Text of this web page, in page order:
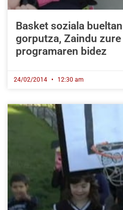
Basket soziala
gorputza, Zaindu zure
programaren bidez
24/02/2014 12:30 am